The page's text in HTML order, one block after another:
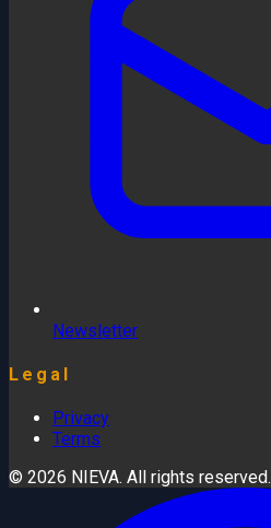
Newsletter
Legal
Privacy
Terms
© 2026 NIEVA. All rights reserved.